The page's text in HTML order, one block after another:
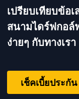
เปรียบเทียบข้อ
สนามไดร์ฟกอ
ง่ายๆ กับทางเรา
เช็คเบี้ยประกัน